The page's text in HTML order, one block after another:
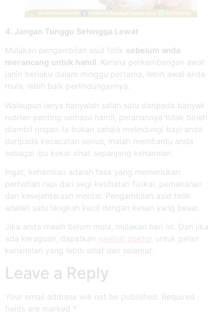
4. Jangan Tunggu Sehingga Lewat
Mulakan pengambilan asid folik sebelum anda
merancang untuk hamil. Kerana perkembangan awal
janin berlaku dalam minggu pertama, lebih awal anda
mula, lebih baik perlindungannya.
Walaupun ianya hanyalah salah satu daripada banyak
nutrien penting semasa hamil, peranannya tidak boleh
diambil ringan. Ia bukan sahaja melindungi bayi anda
daripada kecacatan serius, malah membantu anda
sebagai ibu kekal sihat sepanjang kehamilan.
Ingat, kehamilan adalah fasa yang memerlukan
perhatian rapi dari segi kesihatan fizikal, pemakanan
dan kesejahteraan mental. Pengambilan asid folik
adalah satu langkah kecil dengan kesan yang besar.
Jika anda masih belum mula, mulakan hari ini. Dan jika
ada keraguan, dapatkan nasihat doktor untuk pelan
kehamilan yang lebih sihat dan selamat.
Leave a Reply
Your email address will not be published. Required
fields are marked *